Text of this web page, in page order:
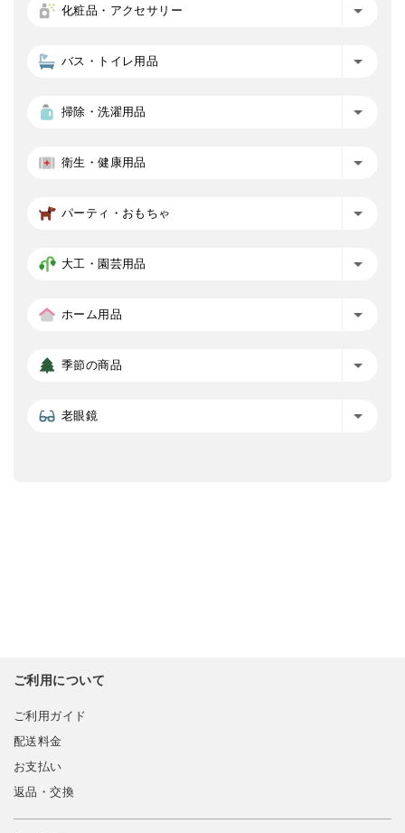
化粧品・アクセサリー
バス・トイレ用品
掃除・洗濯用品
衛生・健康用品
パーティ・おもちゃ
大工・園芸用品
ホーム用品
季節の商品
老眼鏡
ご利用について
ご利用ガイド
配送料金
お支払い
返品・交換